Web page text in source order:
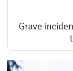
Grave